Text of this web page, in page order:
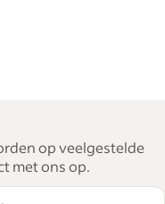
op veelgestelde
met ons op.